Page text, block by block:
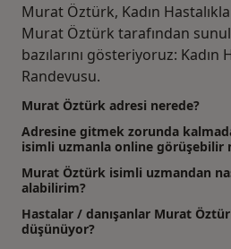
Murat Öztürk, Kadın
Murat Öztürk tarafından
bazılarını gösteriyoruz: Kadın
Randevusu.
Murat Öztürk adresi nerede?
Adresine gitmek zorunda
isimli uzmanla online görüşebilir
Murat Öztürk isimli uzmandan
alabilirim?
Hastalar / danışanlar Murat
düşünüyor?